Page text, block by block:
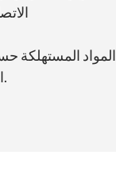
المواد المستهلكة
الرصاص وأقلام التلوين وغيرها.